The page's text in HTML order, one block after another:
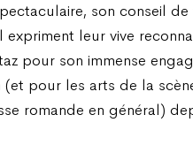
son conseil
leur vive
pour son immense
(et pour les arts de la
romande en général)